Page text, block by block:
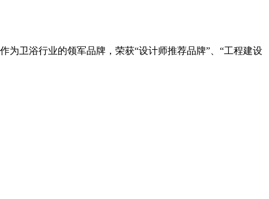
为卫浴行业的领军品牌，荣获“设计师推荐品牌”、“工程建设